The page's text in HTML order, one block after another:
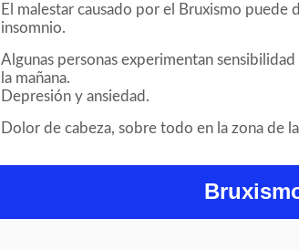
El malestar causado por el Bruxismo puede
insomnio.
Algunas personas experimentan
la mañana.
Depresión y ansiedad.
Dolor de cabeza, sobre todo en la zona de